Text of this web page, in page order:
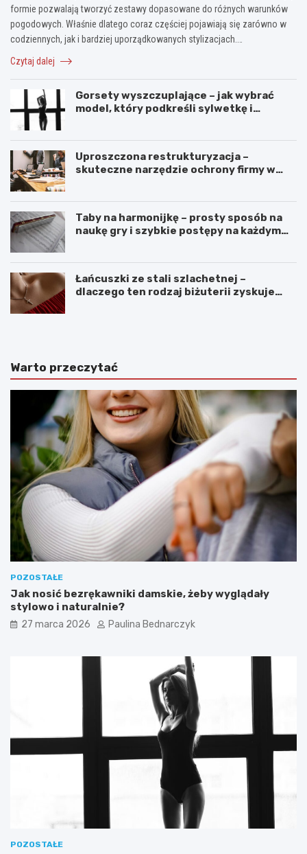
formie pozwalają tworzyć zestawy dopasowane do różnych warunków
pogodowych. Właśnie dlatego coraz częściej pojawiają się zarówno w
codziennych, jak i bardziej uporządkowanych stylizacjach.…
Czytaj dalej
Gorsety wyszczuplające – jak wybrać
model, który podkreśli sylwetkę i
Uproszczona restrukturyzacja –
skuteczne narzędzie ochrony firmy w
Taby na harmonijkę – prosty sposób na
naukę gry i szybkie postępy na każdym
Łańcuszki ze stali szlachetnej –
dlaczego ten rodzaj biżuterii zyskuje
Warto przeczytać
POZOSTAŁE
Jak nosić bezrękawniki damskie, żeby wyglądały
stylowo i naturalnie?
27 marca 2026 Paulina Bednarczyk
POZOSTAŁE